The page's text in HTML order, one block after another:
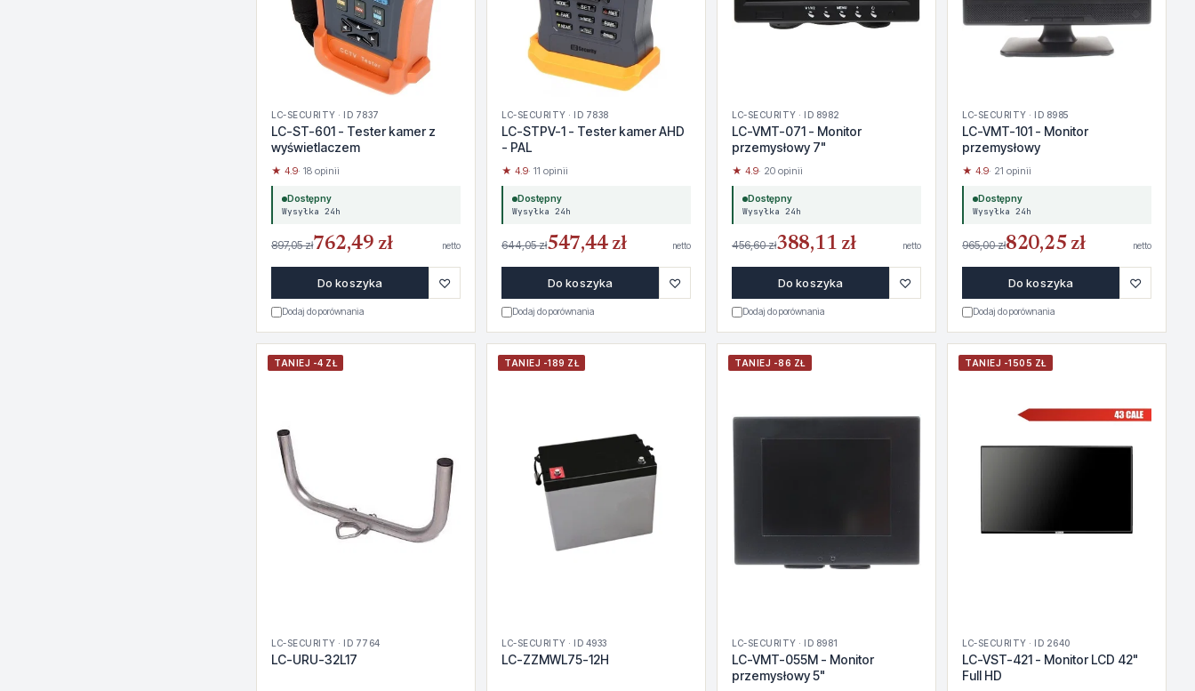
LC-SECURITY · ID 7837
LC-ST-601 - Tester kamer z
wyświetlaczem
★ 4.9· 18 opinii
Dostępny
Wysyłka 24h
897,05 zł762,49 zł netto
Do koszyka ♡
Dodaj do porównania
LC-SECURITY · ID 7838
LC-STPV-1 - Tester kamer AHD
- PAL
★ 4.9· 11 opinii
Dostępny
Wysyłka 24h
644,05 zł547,44 zł netto
Do koszyka ♡
Dodaj do porównania
LC-SECURITY · ID 8982
LC-VMT-071 - Monitor
przemysłowy 7"
★ 4.9· 20 opinii
Dostępny
Wysyłka 24h
456,60 zł388,11 zł netto
Do koszyka ♡
Dodaj do porównania
LC-SECURITY · ID 8985
LC-VMT-101 - Monitor
przemysłowy
★ 4.9· 21 opinii
Dostępny
Wysyłka 24h
965,00 zł820,25 zł netto
Do koszyka ♡
Dodaj do porównania
TANIEJ -4 ZŁ
LC-SECURITY · ID 7764
LC-URU-32L17
TANIEJ -189 ZŁ
LC-SECURITY · ID 4933
LC-ZZMWL75-12H
TANIEJ -86 ZŁ
LC-SECURITY · ID 8981
LC-VMT-055M - Monitor
przemysłowy 5"
TANIEJ -1505 ZŁ
LC-SECURITY · ID 2640
LC-VST-421 - Monitor LCD 42"
Full HD